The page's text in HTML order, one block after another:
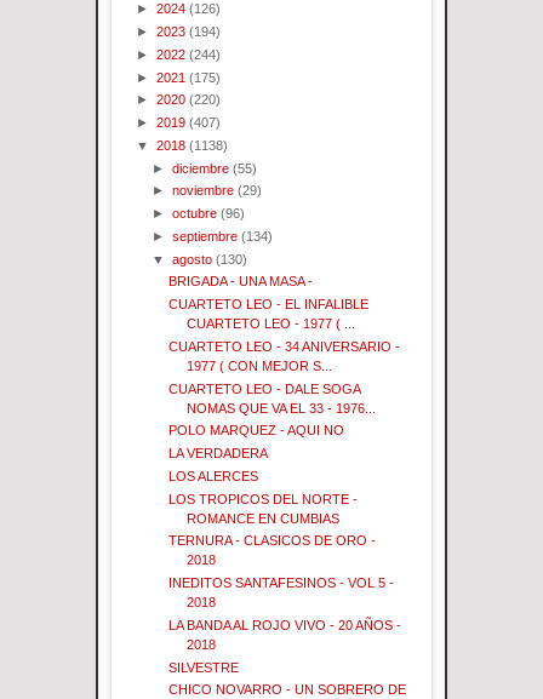
► 2024 (126)
► 2023 (194)
► 2022 (244)
► 2021 (175)
► 2020 (220)
► 2019 (407)
▼ 2018 (1138)
►diciembre (55)
►noviembre (29)
►octubre (96)
►septiembre (134)
▼agosto (130)
BRIGADA - UNA MASA -
CUARTETO LEO - EL INFALIBLE
CUARTETO LEO - 1977 ( ...
CUARTETO LEO - 34 ANIVERSARIO -
1977 ( CON MEJOR S...
CUARTETO LEO - DALE SOGA
NOMAS QUE VA EL 33 - 1976...
POLO MARQUEZ - AQUI NO
LA VERDADERA
LOS ALERCES
LOS TROPICOS DEL NORTE -
ROMANCE EN CUMBIAS
TERNURA - CLASICOS DE ORO -
2018
INEDITOS SANTAFESINOS - VOL 5 -
2018
LA BANDA AL ROJO VIVO - 20 AÑOS -
2018
SILVESTRE
CHICO NOVARRO - UN SOBRERO DE